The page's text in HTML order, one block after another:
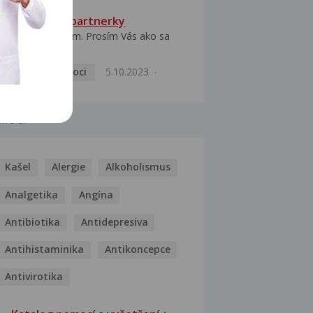
HPV typ 52 u partnerky
Dobrý deň prajem. Prosím Vás ako sa
Pohlavní nemoci
5.10.2023
Kašel Alergie Alkoholismus
Analgetika Angína
Antibiotika Antidepresiva
Antihistaminika Antikoncepce
Antivirotika